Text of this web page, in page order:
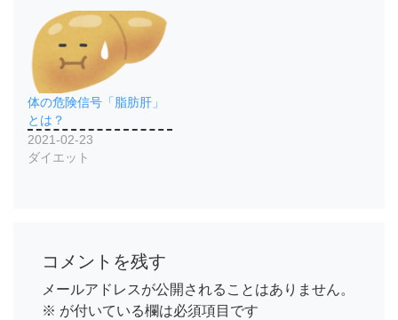
体の危険信号「脂肪肝」
とは？
2021-02-23
ダイエット
コメントを残す
メールアドレスが公開されることはありません。
※ が付いている欄は必須項目です